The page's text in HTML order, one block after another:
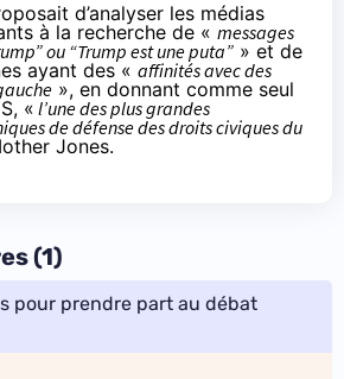
d’analyser les médias
à la recherche de « messages
ou “Trump est une puta” » et de
ayant des « affinités avec des
», en donnant comme seul
, « l’une des plus grandes
de défense des droits civiques du
Jones.
(1)
pour prendre part au débat